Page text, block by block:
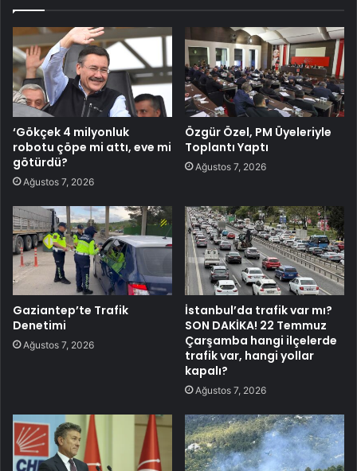
‘Gökçek 4 milyonluk
robotu çöpe mi attı, eve mi
götürdü?
Ağustos 7, 2026
Özgür Özel, PM Üyeleriyle
Toplantı Yaptı
Ağustos 7, 2026
Gaziantep’te Trafik
Denetimi
Ağustos 7, 2026
İstanbul’da trafik var mı?
SON DAKİKA! 22 Temmuz
Çarşamba hangi ilçelerde
trafik var, hangi yollar
kapalı?
Ağustos 7, 2026